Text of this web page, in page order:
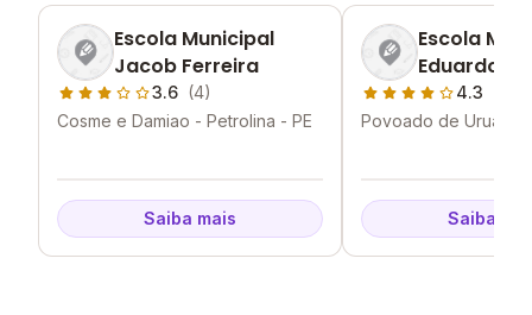
Escola Municipal
Jacob Ferreira
3.6 (4)
Cosme e Damiao - Petrolina - PE
Saiba mais
Escola
Eduardo
4.3
Povoado de Uruas -
Saiba